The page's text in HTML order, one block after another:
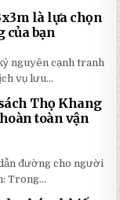
TẬN
TẠI
NHẬT
là lựa chọn
của bạn
BẠT
nguyên cạnh tranh
vụ lưu...
Thọ Khang
toàn vận
5
MÁU
đường cho người
Trong...